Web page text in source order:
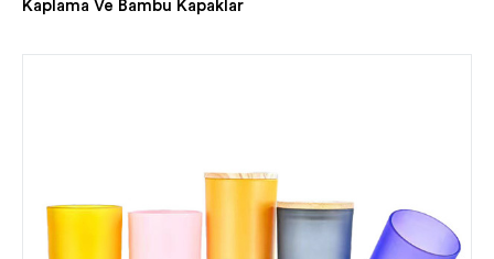
Kaplama Ve Bambu Kapaklar